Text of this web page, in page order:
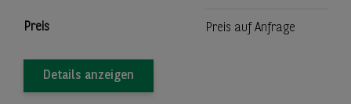
Preis Preis auf Anfrage
Details anzeigen